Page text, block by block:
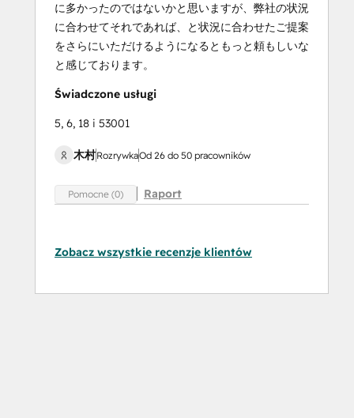
に多かったのではないかと思いますが、弊社の状況
に合わせてそれであれば、と状況に合わせたご提案
をさらにいただけるようになるともっと頼もしいな
と感じております。
Świadczone usługi
5, 6, 18 i 53001
木村RozrywkaOd 26 do 50 pracowników
Pomocne (0) Raport
Zobacz wszystkie recenzje klientów